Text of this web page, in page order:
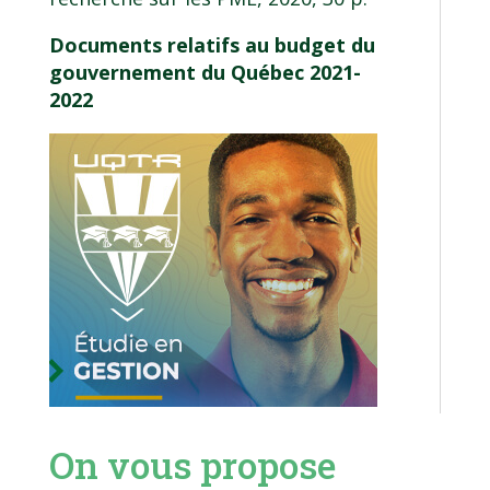
Documents relatifs au budget du
gouvernement du Québec 2021-
2022
On vous propose